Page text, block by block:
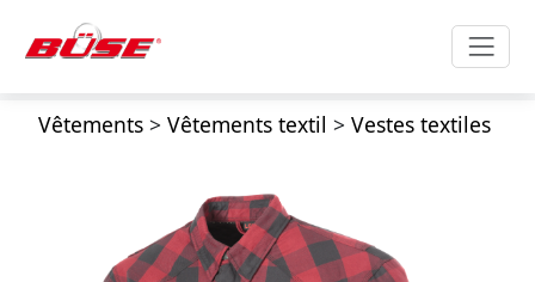
Vêtements> Vêtements textil > Vestes textiles